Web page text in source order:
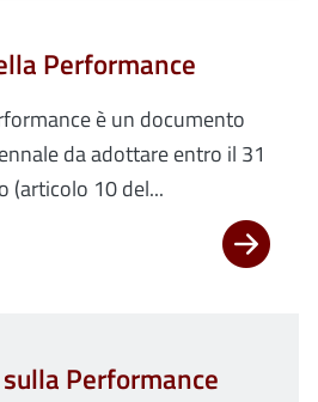
Performance
è un documento
da adottare entro il 31
(articolo 10 del...
Performance